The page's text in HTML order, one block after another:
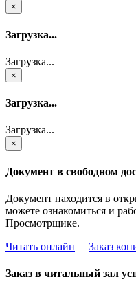
×
Загрузка...
Загрузка...
×
Загрузка...
Загрузка...
×
Документ в свободном
Документ находится в
можете ознакомиться и
Просмотрщике.
Читать онлайн
Заказ
Заказ в читальный зал